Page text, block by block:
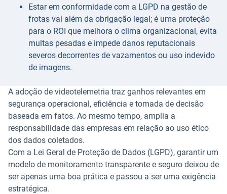
Estar em conformidade com a LGPD na gestão de
frotas vai além da obrigação legal; é uma proteção
para o ROI que melhora o clima organizacional, evita
multas pesadas e impede danos reputacionais
severos decorrentes de vazamentos ou uso indevido
de imagens.
A adoção de videotelemetria traz ganhos relevantes em
segurança operacional, eficiência e tomada de decisão
baseada em fatos. Ao mesmo tempo, amplia a
responsabilidade das empresas em relação ao uso ético
dos dados coletados.
Com a Lei Geral de Proteção de Dados (LGPD), garantir um
modelo de monitoramento transparente e seguro deixou de
ser apenas uma boa prática e passou a ser uma exigência
estratégica.